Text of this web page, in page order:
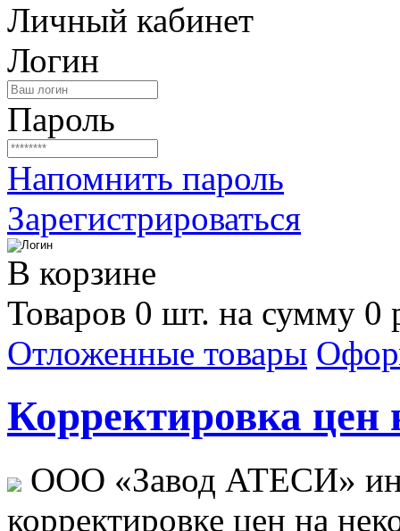
Личный кабинет
Логин
Пароль
Напомнить пароль
Зарегистрироваться
В корзине
Товаров 0 шт. на сумму 0
Отложенные товары
Корректировка цен
ООО «Завод АТЕСИ»
корректировке цен на